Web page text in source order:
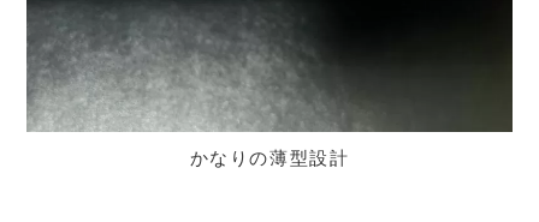
かなりの薄型設計